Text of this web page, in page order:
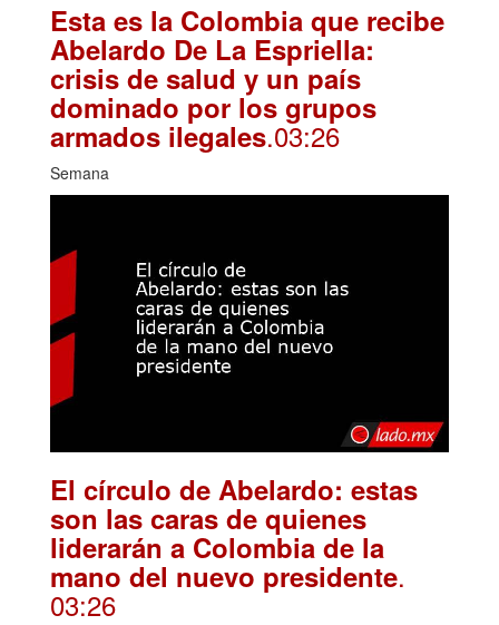
Esta es la Colombia que recibe
Abelardo De La Espriella:
crisis de salud y un país
dominado por los grupos
armados ilegales.03:26
Semana
El círculo de Abelardo: estas
son las caras de quienes
liderarán a Colombia de la
mano del nuevo presidente.
03:26